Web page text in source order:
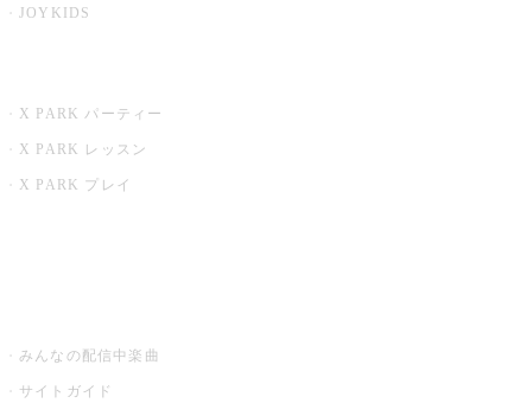
JOYKIDS
X PARK パーティー
X PARK レッスン
X PARK プレイ
みんなの配信中楽曲
サイトガイド